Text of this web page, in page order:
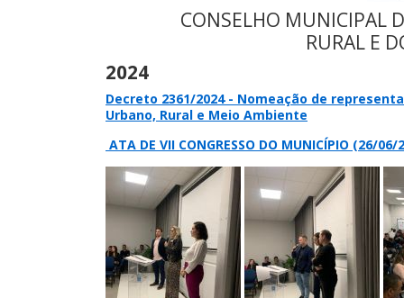
CONSELHO MUNICIPAL
RURAL E
2024
Decreto 2361/2024 - Nomeação de
Urbano, Rural e Meio Ambiente
ATA DE VII CONGRESSO DO MUNICÍPIO (26/06/